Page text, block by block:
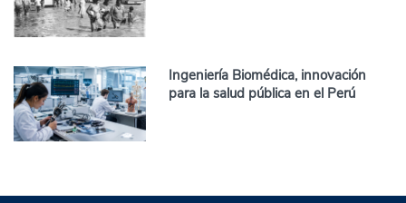
Ingeniería Biomédica, innovación
para la salud pública en el Perú